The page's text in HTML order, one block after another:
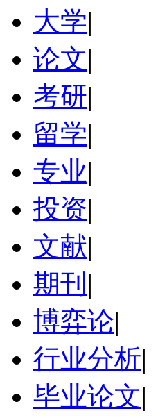
大学|
论文|
考研|
留学|
专业|
投资|
文献|
期刊 |
博弈论|
行业分析|
毕业论文|